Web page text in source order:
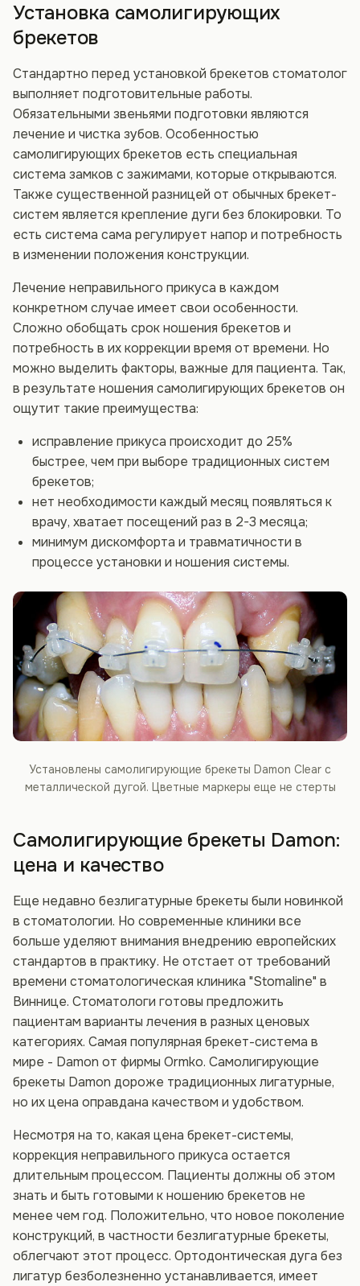
Установка самолигирующих
брекетов
Стандартно перед установкой брекетов стоматолог
выполняет подготовительные работы.
Обязательными звеньями подготовки являются
лечение и чистка зубов. Особенностью
самолигирующих брекетов есть специальная
система замков с зажимами, которые открываются.
Также существенной разницей от обычных брекет-
систем является крепление дуги без блокировки. То
есть система сама регулирует напор и потребность
в изменении положения конструкции.
Лечение неправильного прикуса в каждом
конкретном случае имеет свои особенности.
Сложно обобщать срок ношения брекетов и
потребность в их коррекции время от времени. Но
можно выделить факторы, важные для пациента. Так,
в результате ношения самолигирующих брекетов он
ощутит такие преимущества:
исправление прикуса происходит до 25%
быстрее, чем при выборе традиционных систем
брекетов;
нет необходимости каждый месяц появляться к
врачу, хватает посещений раз в 2-3 месяца;
минимум дискомфорта и травматичности в
процессе установки и ношения системы.
Установлены самолигирующие брекеты Damon Clear с
металлической дугой. Цветные маркеры еще не стерты
Самолигирующие брекеты Damon:
цена и качество
Еще недавно безлигатурные брекеты были новинкой
в стоматологии. Но современные клиники все
больше уделяют внимания внедрению европейских
стандартов в практику. Не отстает от требований
времени стоматологическая клиника "Stomaline" в
Виннице. Стоматологи готовы предложить
пациентам варианты лечения в разных ценовых
категориях. Самая популярная брекет-система в
мире - Damon от фирмы Ormko. Самолигирующие
брекеты Damon дороже традиционных лигатурные,
но их цена оправдана качеством и удобством.
Несмотря на то, какая цена брекет-системы,
коррекция неправильного прикуса остается
длительным процессом. Пациенты должны об этом
знать и быть готовыми к ношению брекетов не
менее чем год. Положительно, что новое поколение
конструкций, в частности безлигатурные брекеты,
облегчают этот процесс. Ортодонтическая дуга без
лигатур безболезненно устанавливается, имеет